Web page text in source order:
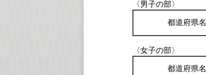
〈男子の部〉
都道府県名
〈女子の部〉
都道府県名